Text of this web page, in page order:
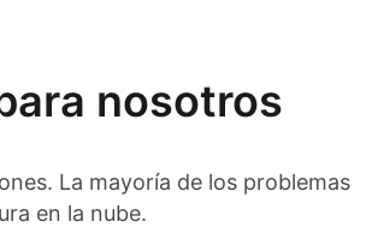
nosotros
La mayoría de los problemas
en la nube.